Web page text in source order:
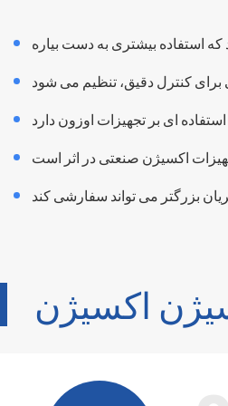
استفاده بیشتری به دست بیاره
اکسيژن